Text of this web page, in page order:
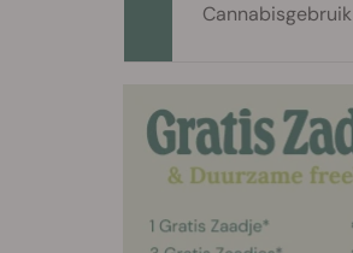
Cannabisgebruik